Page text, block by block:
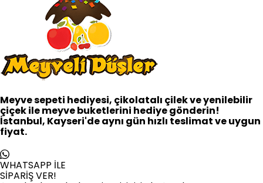
Meyve sepeti hediyesi, çikolatalı çilek ve yenilebilir
çiçek ile meyve buketlerini hediye gönderin!
İstanbul, Kayseri'de aynı gün hızlı teslimat ve uygun
fiyat.
WHATSAPP İLE
SİPARİŞ VER!